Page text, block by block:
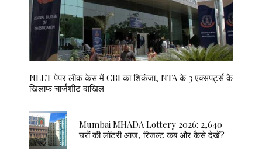
NEET पेपर लीक केस में CBI का शिकंजा, NTA के 3 एक्सपर्ट्स के
खिलाफ चार्जशीट दाखिल
Mumbai MHADA Lottery 2026: 2,640
घरों की लॉटरी आज, रिजल्ट कब और कैसे देखें?